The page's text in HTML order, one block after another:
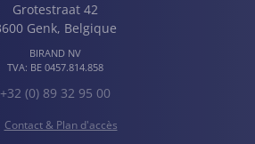
Grotestraat 42
Genk, Belgique
BIRAND NV
TVA: BE 0457.814.858
+32 (0) 89 32 95 00
Contact & Plan d'accès